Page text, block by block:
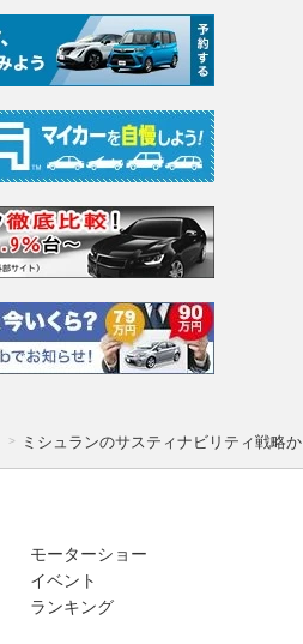
ミシュランのサスティナビリティ戦略
モーターショー
イベント
ランキング